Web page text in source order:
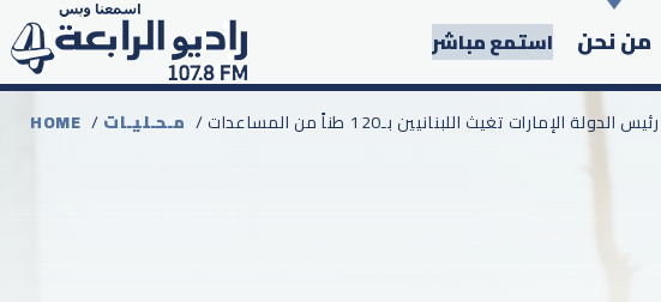
من نحن استمع مباشر
HOME /مـحـليـات الإمارات تغيث اللبنانيين بـ120 طناً من المساعدات